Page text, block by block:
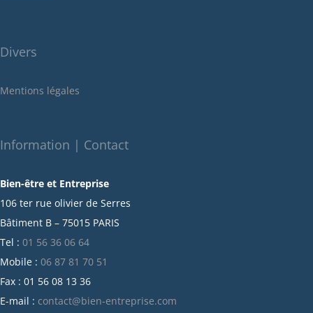
mai 2022
décembre 2021
octobre 2021
juillet 2021
juin 2021
mai 2021
avril 2021
mars 2021
février 2021
janvier 2021
Divers
Mentions légales
Information | Contact
Bien-être et Entreprise
106 ter rue olivier de Serres
Bâtiment B – 75015 PARIS
Tel : 01 56 36 06 64
Mobile : 06 87 81 70 51
Fax : 01 56 08 13 36
E-mail : contact@bien-entreprise.com